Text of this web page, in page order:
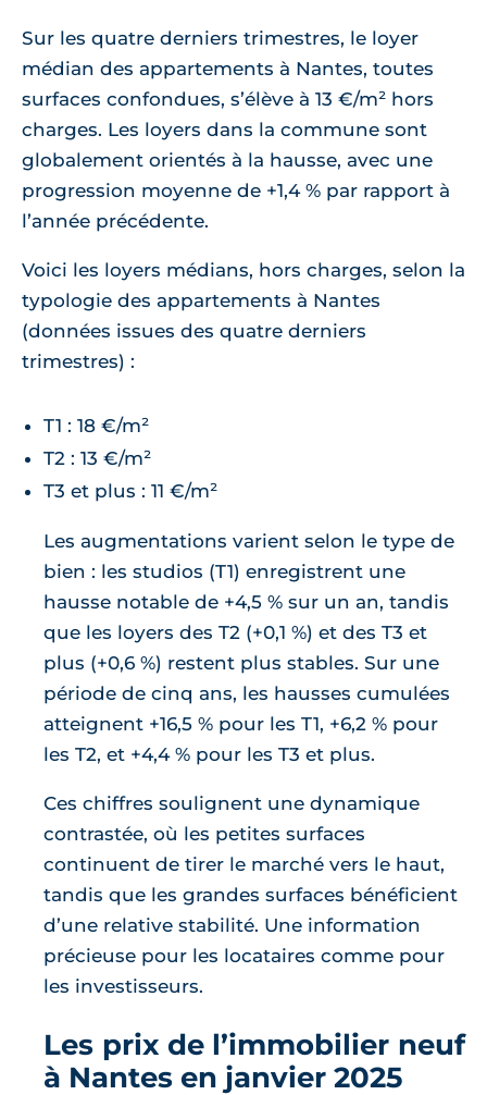
Sur les quatre derniers trimestres, le loyer
médian des appartements à Nantes, toutes
surfaces confondues, s’élève à 13 €/m² hors
charges. Les loyers dans la commune sont
globalement orientés à la hausse, avec une
progression moyenne de +1,4 % par rapport à
l’année précédente.
Voici les loyers médians, hors charges, selon la
typologie des appartements à Nantes
(données issues des quatre derniers
trimestres) :
T1 : 18 €/m²
T2 : 13 €/m²
T3 et plus : 11 €/m²
Les augmentations varient selon le type de
bien : les studios (T1) enregistrent une
hausse notable de +4,5 % sur un an, tandis
que les loyers des T2 (+0,1 %) et des T3 et
plus (+0,6 %) restent plus stables. Sur une
période de cinq ans, les hausses cumulées
atteignent +16,5 % pour les T1, +6,2 % pour
les T2, et +4,4 % pour les T3 et plus.
Ces chiffres soulignent une dynamique
contrastée, où les petites surfaces
continuent de tirer le marché vers le haut,
tandis que les grandes surfaces bénéficient
d’une relative stabilité. Une information
précieuse pour les locataires comme pour
les investisseurs.
Les prix de l’immobilier neuf
à Nantes en janvier 2025